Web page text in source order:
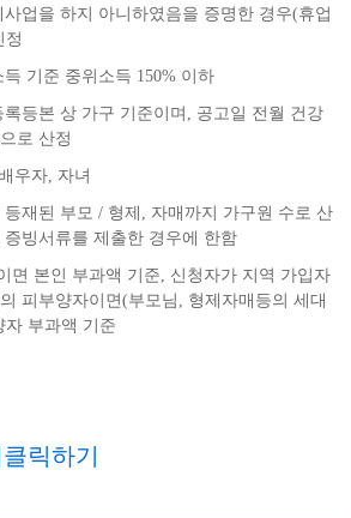
업을 하지 아니하였음을 증명한 경우(휴업
정
기준 중위소득 150% 이하
등본 상 가구 기준이며, 공고일 전월 건강
로 산정
우자, 자녀
등재된 부모 / 형제, 자매까지 가구원 수로 산
빙서류를 제출한 경우에 한함
면 본인 부과액 기준, 신청자가 지역 가입자
피부양자이면(부모님, 형제자매등의 세대
자 부과액 기준
릭하기